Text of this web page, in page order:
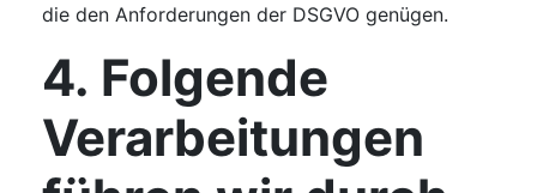
die den Anforderungen der DSGVO genügen.
4. Folgende
Verarbeitungen